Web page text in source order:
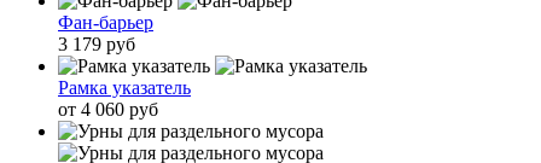
Фан-барьер
3 179 руб
Рамка указатель
от 4 060 руб